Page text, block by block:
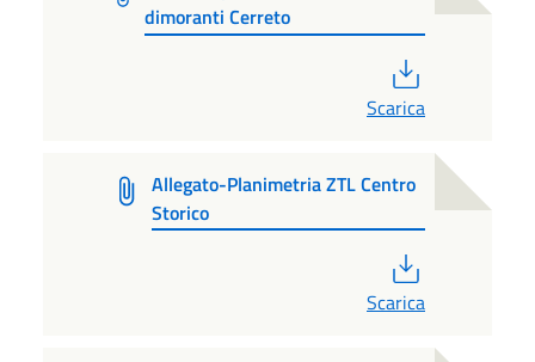
dimoranti Cerreto
Scarica
Allegato-Planimetria ZTL Centro
Storico
Scarica